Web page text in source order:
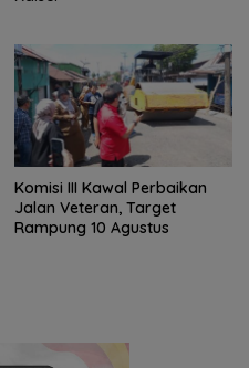
Komisi III Kawal Perbaikan
Jalan Veteran, Target
Rampung 10 Agustus